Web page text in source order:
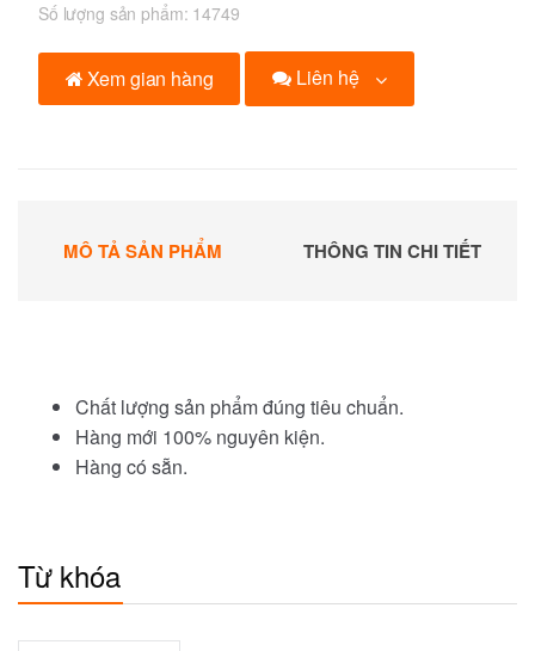
Số lượng sản phẩm: 14749
Xem gian hàng Liên hệ
MÔ TẢ SẢN PHẨM THÔNG TIN CHI TIẾT
Chất lượng sản phẩm đúng tiêu chuẩn.
Hàng mới 100% nguyên kiện.
Hàng có sẵn.
Từ khóa